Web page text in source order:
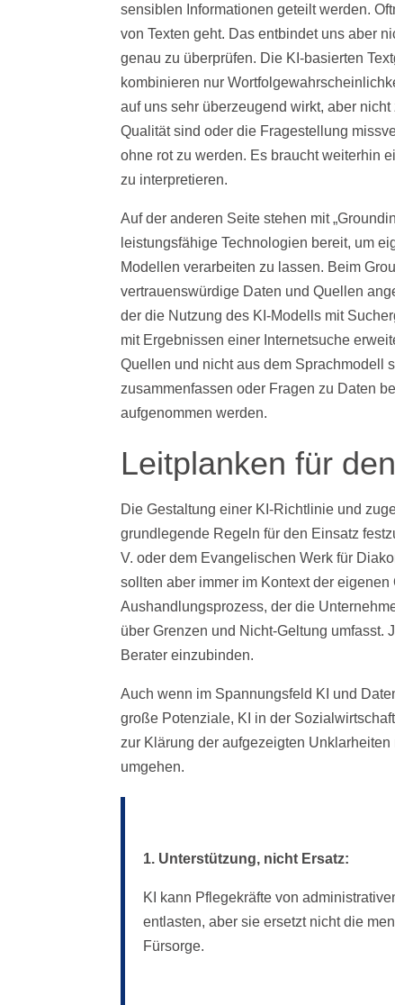
sensiblen Informationen geteilt werden.
von Texten geht. Das entbindet uns aber
genau zu überprüfen. Die KI-basierten
kombinieren nur
auf uns sehr überzeugend wirkt, aber
Qualität sind oder die Fragestellung
ohne rot zu werden. Es braucht weiterhin
zu interpretieren.
Auf der anderen Seite stehen mit
leistungsfähige Technologien bereit, um
Modellen verarbeiten zu lassen. Beim
vertrauenswürdige Daten und Quellen
der die Nutzung des KI-Modells mit
mit Ergebnissen einer Internetsuche
Quellen und nicht aus dem Sprachmodell
zusammenfassen oder Fragen zu Daten
aufgenommen werden.
Leitplanken für
Die Gestaltung einer KI-Richtlinie und
grundlegende Regeln für den Einsatz
V. oder dem Evangelischen Werk für
sollten aber immer im Kontext der
Aushandlungsprozess, der die
über Grenzen und Nicht-Geltung umfasst.
Berater einzubinden.
Auch wenn im Spannungsfeld KI und
große Potenziale, KI in der
zur Klärung der aufgezeigten
umgehen.
1. Unterstützung, nicht Ersatz:
KI kann Pflegekräfte von
entlasten, aber sie ersetzt nicht die
Fürsorge.